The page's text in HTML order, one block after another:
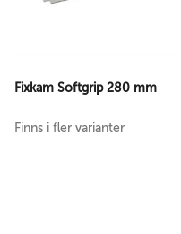
Fixkam Softgrip 280 mm
Finns i fler varianter